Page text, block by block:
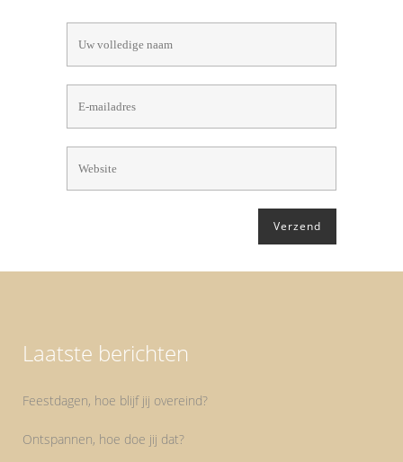
Laatste berichten
Feestdagen, hoe blijf jij overeind?
Ontspannen, hoe doe jij dat?